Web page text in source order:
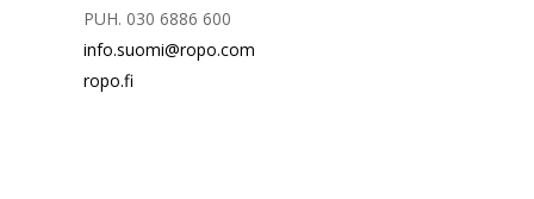
PUH. 030 6886 600
info.suomi@ropo.com
ropo.fi